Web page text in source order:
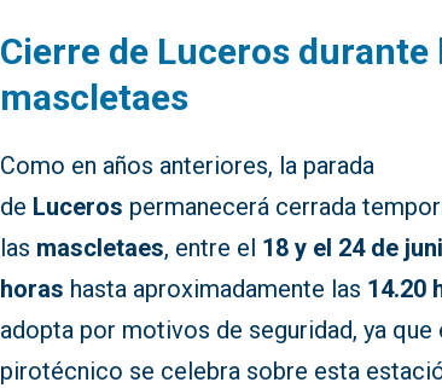
Cierre de Luceros durante
mascletaes
Como en años anteriores, la parada
de Luceros permanecerá cerrada
las mascletaes, entre el 18 y el 24 de
horas hasta aproximadamente las 14.20
adopta por motivos de seguridad, ya
pirotécnico se celebra sobre esta